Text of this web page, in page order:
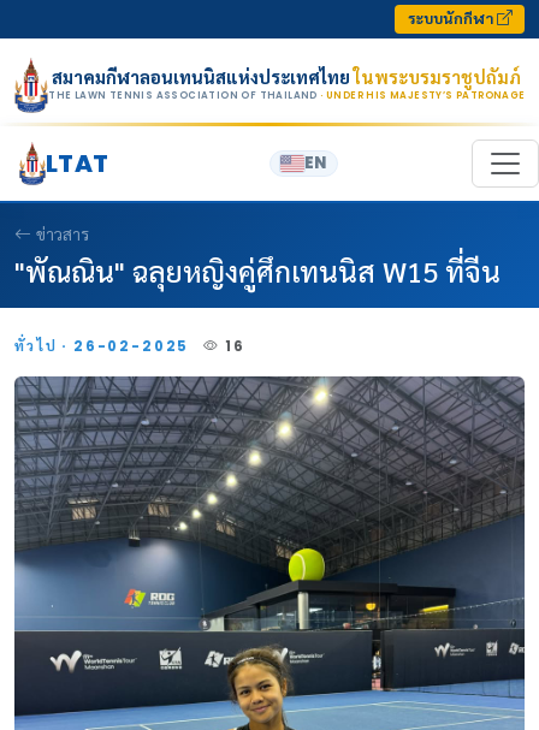
ระบบนักกีฬา
สมาคมกีฬาลอนเทนนิสแห่งประเทศไทยในพระบรมราชูปถัมภ์
THE LAWN TENNIS ASSOCIATION OF THAILAND · UNDER HIS MAJESTY’S PATRONAGE
LTAT EN
ข่าวสาร
"พัณณิน" ฉลุยหญิงคู่ศึกเทนนิส W15 ที่จีน
ทั่วไป · 26-02-2025 16